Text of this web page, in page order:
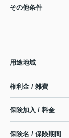
その他条件
用途地域
権利金 / 雑費
保険加入 / 料金
保険名 / 保険期間